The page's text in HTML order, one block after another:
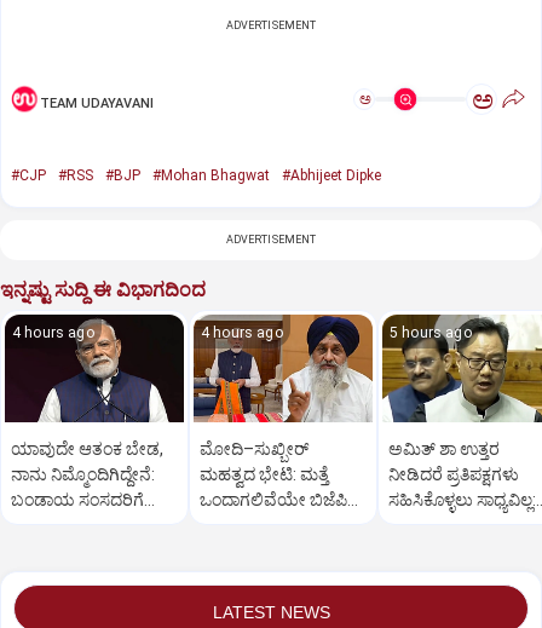
ADVERTISEMENT
TEAM UDAYAVANI ಅ ಅ
#CJP #RSS #BJP #Mohan Bhagwat #Abhijeet Dipke
ADVERTISEMENT
ಇನ್ನಷ್ಟು ಸುದ್ದಿ ಈ ವಿಭಾಗದಿಂದ
4 hours ago
ಯಾವುದೇ ಆತಂಕ ಬೇಡ,
ನಾನು ನಿಮ್ಮೊಂದಿಗಿದ್ದೇನೆ:
ಬಂಡಾಯ ಸಂಸದರಿಗೆ
4 hours ago
ಮೋದಿ–ಸುಖ್ಬೀರ್
ಮಹತ್ವದ ಭೇಟಿ: ಮತ್ತೆ
ಒಂದಾಗಲಿವೆಯೇ ಬಿಜೆಪಿ–
5 hours ago
ಅಮಿತ್ ಶಾ ಉತ್ತರ
ನೀಡಿದರೆ ಪ್ರತಿಪಕ್ಷಗಳು
ಸಹಿಸಿಕೊಳ್ಳಲು ಸಾಧ್ಯವಿಲ್ಲ:
LATEST NEWS